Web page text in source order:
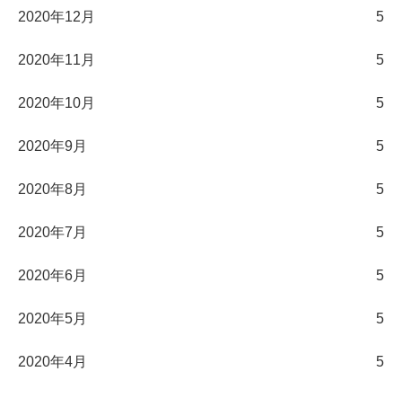
2020年12月 5
2020年11月 5
2020年10月 5
2020年9月 5
2020年8月 5
2020年7月 5
2020年6月 5
2020年5月 5
2020年4月 5